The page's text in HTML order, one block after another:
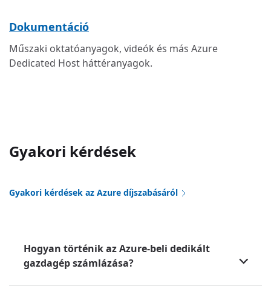
Dokumentáció
Műszaki oktatóanyagok, videók és más Azure
Dedicated Host háttéranyagok.
Gyakori kérdések
Gyakori kérdések az Azure díjszabásáról
Hogyan történik az Azure-beli dedikált
gazdagép számlázása?